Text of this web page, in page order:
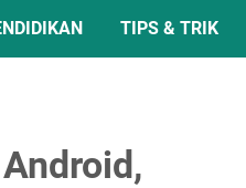
TIPS & TRIK